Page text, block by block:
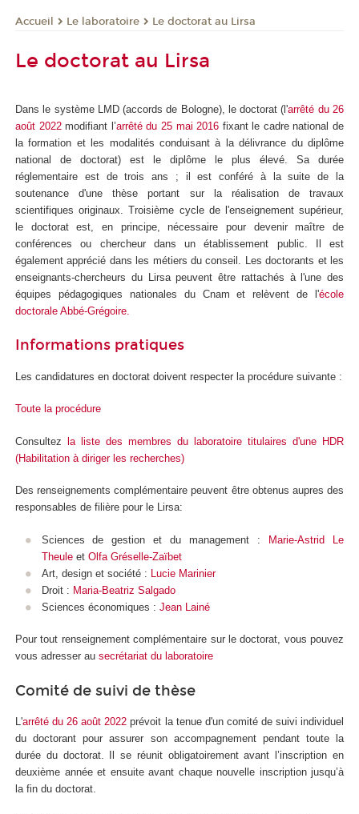
Accueil Le laboratoire Le doctorat au Lirsa
Le doctorat au Lirsa
Dans le système LMD (accords de Bologne), le doctorat (l'arrêté du 26
août 2022modifiant l’arrêté du 25 mai 2016 fixant le cadre national de
la formation et les modalités conduisant à la délivrance du diplôme
national de doctorat) est le diplôme le plus élevé. Sa durée
réglementaire est de trois ans ; il est conféré à la suite de la
soutenance d'une thèse portant sur la réalisation de travaux
scientifiques originaux. Troisième cycle de l'enseignement supérieur,
le doctorat est, en principe, nécessaire pour devenir maître de
conférences ou chercheur dans un établissement public. Il est
également apprécié dans les métiers du conseil. Les doctorants et les
enseignants-chercheurs du Lirsa peuvent être rattachés à l'une des
équipes pédagogiques nationales du Cnam et relèvent de l'école
doctorale Abbé-Grégoire.
Informations pratiques
Les candidatures en doctorat doivent respecter la procédure suivante :
Toute la procédure
Consultez la liste des membres du laboratoire titulaires d'une HDR
(Habilitation à diriger les recherches)
Des renseignements complémentaire peuvent être obtenus aupres des
responsables de filière pour le Lirsa:
Sciences de gestion et du management : Marie-Astrid Le
Theuleet Olfa Gréselle-Zaïbet
Art, design et société : Lucie Marinier
Droit : Maria-Beatriz Salgado
Sciences économiques : Jean Lainé
Pour tout renseignement complémentaire sur le doctorat, vous pouvez
vous adresser au secrétariat du laboratoire
Comité de suivi de thèse
L'arrêté du 26 août 2022 prévoit la tenue d'un comité de suivi individuel
du doctorant pour assurer son accompagnement pendant toute la
durée du doctorat. Il se réunit obligatoirement avant l’inscription en
deuxième année et ensuite avant chaque nouvelle inscription jusqu’à
la fin du doctorat.